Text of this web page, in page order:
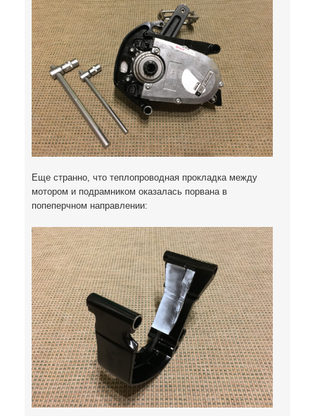
Еще странно, что теплопроводная прокладка между
мотором и подрамником оказалась порвана в
попеперчном направлении: